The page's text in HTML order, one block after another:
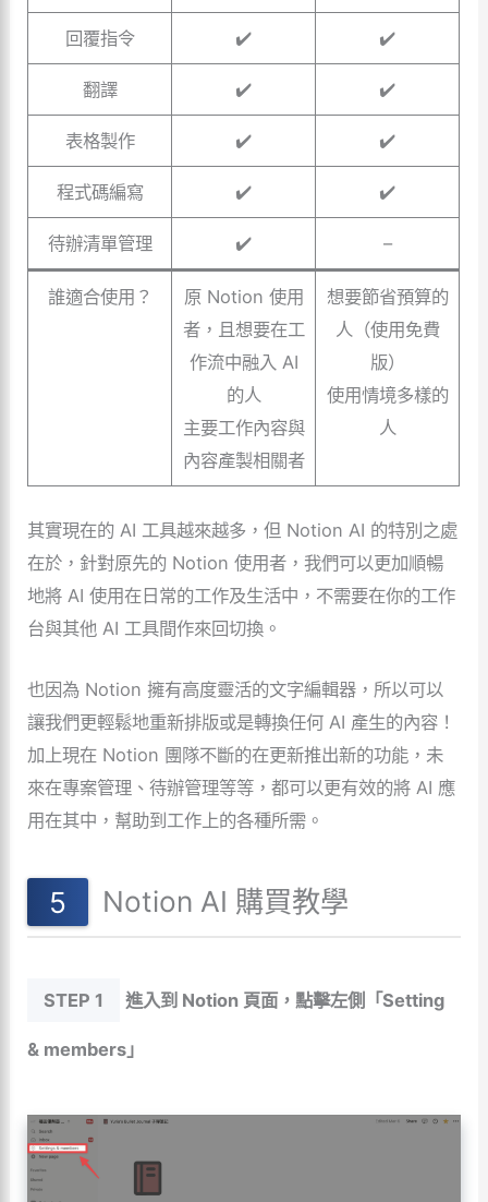
回覆指令 ✔️ ✔️
翻譯 ✔️ ✔️
表格製作 ✔️ ✔️
程式碼編寫 ✔️ ✔️
待辦清單管理 ✔️ –
誰適合使用？
原 Notion 使用
者，且想要在工
作流中融入 AI
的人
主要工作內容與
內容產製相關者
想要節省預算的
人（使用免費
版）
使用情境多樣的
人
其實現在的 AI 工具越來越多，但 Notion AI 的特別之處
在於，針對原先的 Notion 使用者，我們可以更加順暢
地將 AI 使用在日常的工作及生活中，不需要在你的工作
台與其他 AI 工具間作來回切換。
也因為 Notion 擁有高度靈活的文字編輯器，所以可以
讓我們更輕鬆地重新排版或是轉換任何 AI 產生的內容！
加上現在 Notion 團隊不斷的在更新推出新的功能，未
來在專案管理、待辦管理等等，都可以更有效的將 AI 應
用在其中，幫助到工作上的各種所需。
Notion AI 購買教學
STEP 1 進入到 Notion 頁面，點擊左側「Setting
& members」